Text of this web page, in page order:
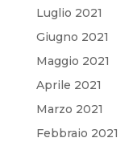
Luglio 2021
Giugno 2021
Maggio 2021
Aprile 2021
Marzo 2021
Febbraio 2021